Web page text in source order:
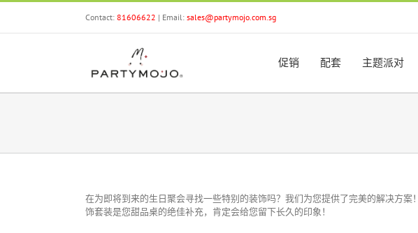
Skip
content
Contact: 81606622 | Email: sales@partymojo.com.sg
促销 配套 主题派对
在为即将到来的生日聚会寻找一些特别的装饰吗？我们为您提供了完美的解决方
饰套装是您甜品桌的绝佳补充，肯定会给您留下长久的印象！